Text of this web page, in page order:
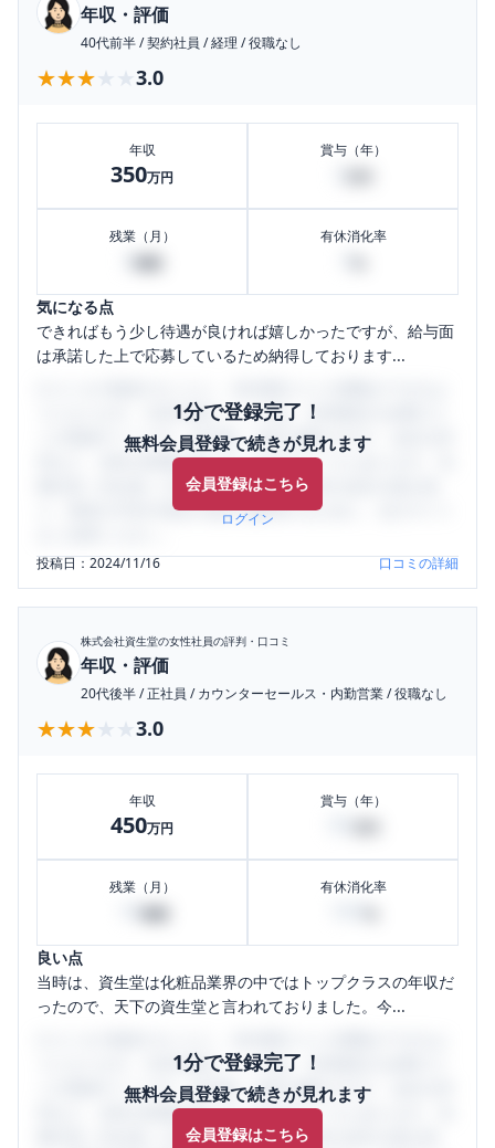
年収・評価
40代前半/契約社員 /経理 /役職なし
★★★★★
★★★★★ 3.0
年収
350万円
賞与（年）
残業（月）
3
有休消化率
気になる点
できればもう少し待遇が良ければ嬉しかったですが、給与面
は承諾した上で応募しているため納得しております...
1分で登録完了！
無料会員登録で続きが見れます
会員登録はこちら
ログイン
うになります。SHEHUB(シーハブ)は、女性限定の企業口コ
ミの投稿サイトです。給与面・女性の働きやすさ・会社の評
判など、女性の転職は気にすべき点がたくさんあります。先
輩社員（元社員）の口コミを通して、本当の会社の姿を知
り、将来の不安や現在の悩みを解消するために、ぜひサイト
投稿日：2024/11/16 口コミの詳細
株式会社資生堂の女性社員の評判・口コミ
年収・評価
20代後半/正社員 /カウンターセールス・内勤営業/役職なし
★★★★★
★★★★★ 3.0
年収
450万円
賞与（年）
残業（月） 有休消化率
良い点
当時は、資生堂は化粧品業界の中ではトップクラスの年収だ
ったので、天下の資生堂と言われておりました。今...
1分で登録完了！
無料会員登録で続きが見れます
会員登録はこちら
うになります。SHEHUB(シーハブ)は、女性限定の企業口コ
ミの投稿サイトです。給与面・女性の働きやすさ・会社の評
判など、女性の転職は気にすべき点がたくさんあります。先
輩社員（元社員）の口コミを通して、本当の会社の姿を知